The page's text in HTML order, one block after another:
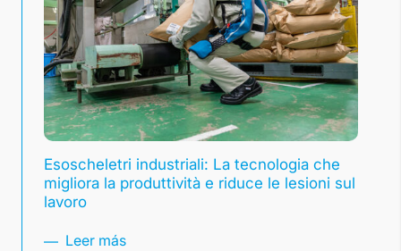
Esoscheletri industriali: La tecnologia che
migliora la produttività e riduce le lesioni sul
lavoro
Leer más